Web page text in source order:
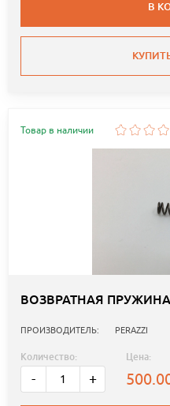
В
Товар в наличии
ВОЗВРАТНАЯ ПРУЖИНА
ПРОИЗВОДИТЕЛЬ: PERAZZI
Количество:
- +
Цена: